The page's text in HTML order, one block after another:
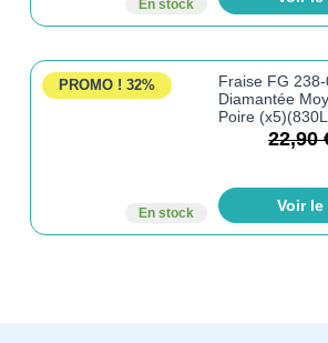
En stock
PROMO ! 32%
En stock
Fraise FG
Diamantée
Poire
22,90
Voir